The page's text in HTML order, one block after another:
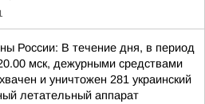
России: В течение дня, в период
мск, дежурными средствами
и уничтожен 281 украинский
летательный аппарат